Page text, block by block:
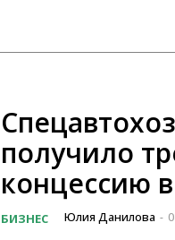
получило
концессию
БИЗНЕС Юлия Данилова -